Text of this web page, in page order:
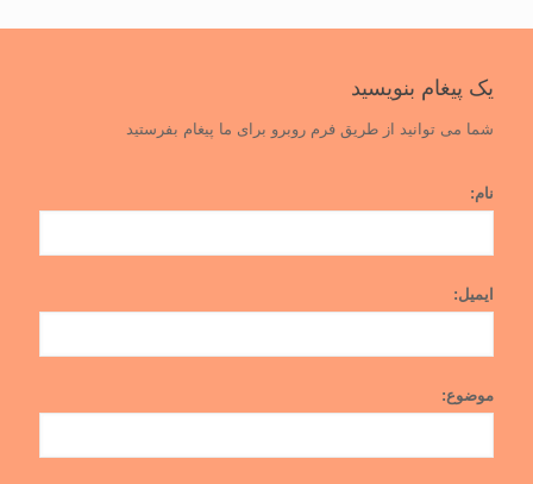
یک پیغام بنویسید
شما می توانید از طریق فرم روبرو برای ما پیغام بفرستید
نام:
ایمیل:
موضوع: